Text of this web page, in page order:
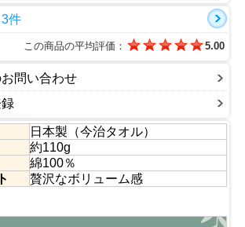
い商品にしか認定されません。
よかったな・・・。 そう思ってもらえる
うれしいです。
2019-1382号
3件
この商品の平均評価： 5.00
問い合わせ
日本製（今治タオル）
約110g
綿100％
贅沢なボリューム感